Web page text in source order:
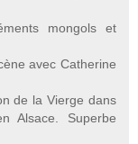
mongols et
avec Catherine
de la Vierge dans
Alsace. Superbe